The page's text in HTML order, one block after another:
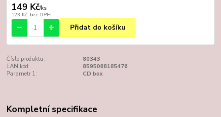
149 Kč/ks
123 Kč bez DPH
Přidat do košíku
Číslo produktu:
80343
EAN kód:
8595068185476
Parametr 1:
CD box
Kompletní specifikace